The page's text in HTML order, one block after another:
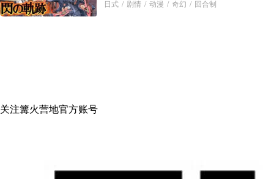
日式 / 剧情 / 动漫 / 奇幻 / 回合制
关注篝火营地官方账号